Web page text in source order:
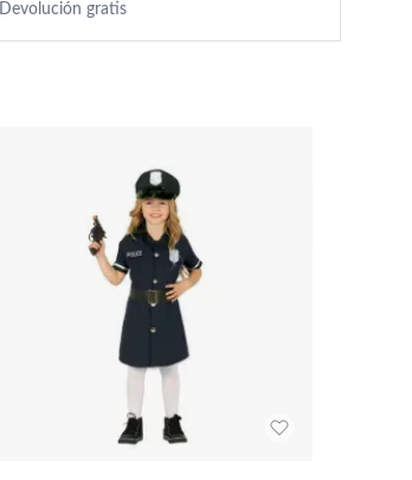
Devolución gratis